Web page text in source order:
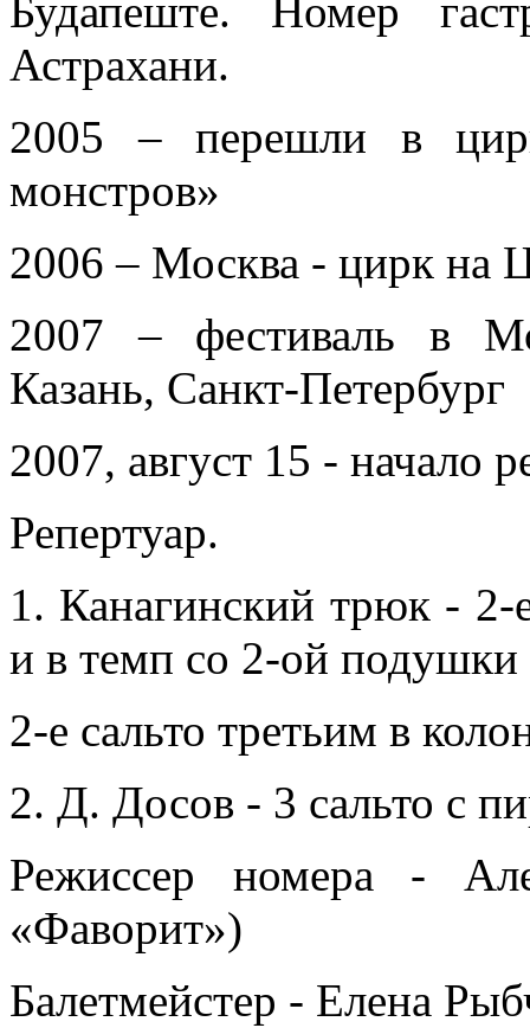
Будапеште. Номер
Астрахани.
2005 – перешли в
монстров»
2006 – Москва - цирк на
2007 – фестиваль в
Казань, Санкт-Петербург
2007, август 15 - начало
Репертуар.
1. Канагинский трюк -
и в темп со 2-ой подушки
2-е сальто третьим в
2. Д. Досов - 3 сальто с
Режиссер номера -
«Фаворит»)
Балетмейстер - Елена